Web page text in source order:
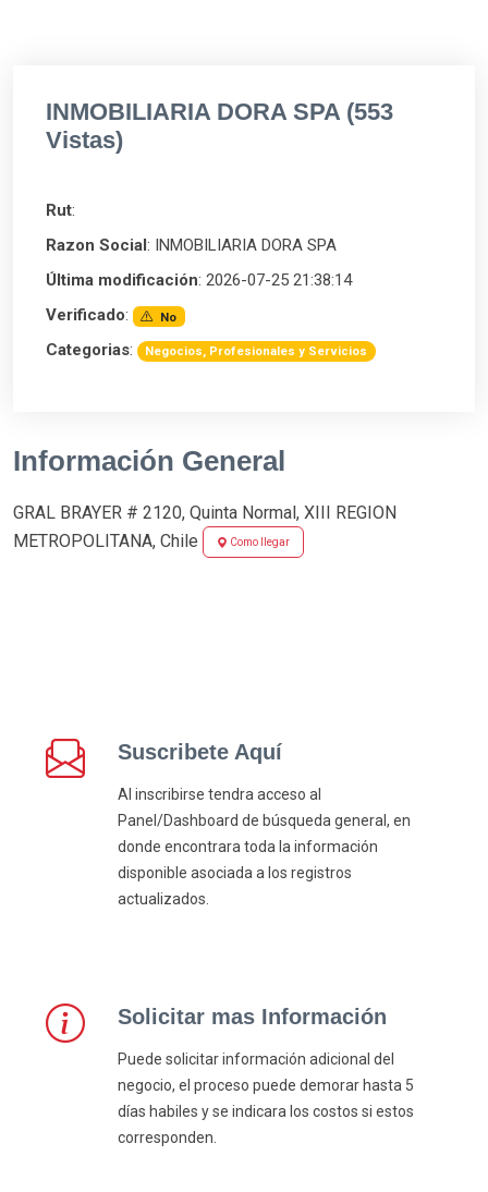
INMOBILIARIA DORA SPA (553
Vistas)
Rut:
Razon Social : INMOBILIARIA DORA SPA
Última modificación: 2026-07-25 21:38:14
Verificado: No
Categorias: Negocios, Profesionales y Servicios
Información General
GRAL BRAYER # 2120, Quinta Normal, XIII REGION
METROPOLITANA, Chile
Como llegar
Suscribete Aquí
Al inscribirse tendra acceso al
Panel/Dashboard de búsqueda general, en
donde encontrara toda la información
disponible asociada a los registros
actualizados.
Solicitar mas Información
Puede solicitar información adicional del
negocio, el proceso puede demorar hasta 5
días habiles y se indicara los costos si estos
corresponden.